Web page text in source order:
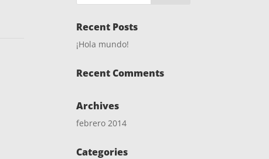
Recent Posts
¡Hola mundo!
Recent Comments
Archives
febrero 2014
Categories